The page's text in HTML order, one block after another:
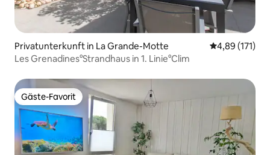
Privatunterkunft in La Grande-Motte
4,89 (171)
Les Grenadines°Strandhaus in 1. Linie°Clim
Gäste-Favorit
Gäste-Favorit